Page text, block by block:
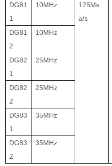
DG81
1
10MHz
125Ms
a/s
DG81
2
10MHz
DG82
1
25MHz
DG82
2
25MHz
DG83
1
35MHz
DG83
2
35MHz